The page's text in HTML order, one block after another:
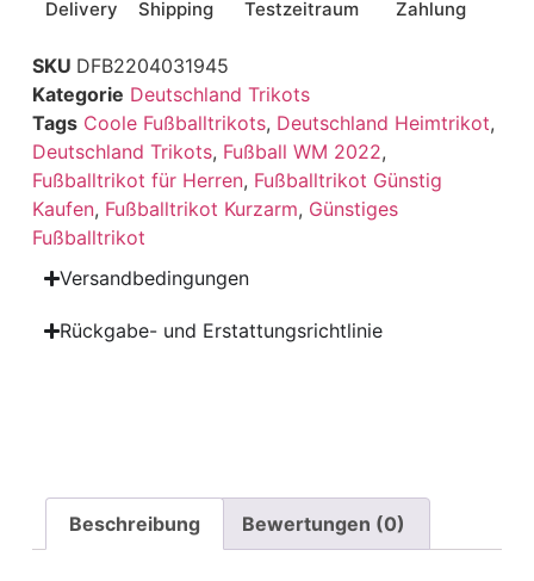
Delivery Shipping Testzeitraum Zahlung
SKU DFB2204031945
Kategorie Deutschland Trikots
Tags Coole Fußballtrikots, Deutschland Heimtrikot,
Deutschland Trikots, Fußball WM 2022,
Fußballtrikot für Herren, Fußballtrikot Günstig
Kaufen, Fußballtrikot Kurzarm, Günstiges
Fußballtrikot
Versandbedingungen
Rückgabe- und Erstattungsrichtlinie
Beschreibung Bewertungen (0)